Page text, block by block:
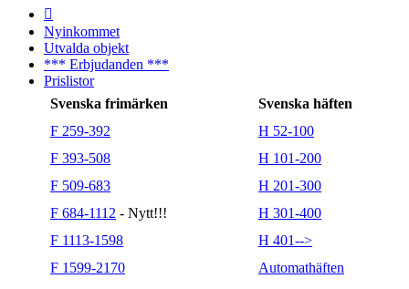
Nyinkommet
Utvalda objekt
*** Erbjudanden ***
Prislistor
Svenska frimärken
Svenska häften
F 259-392
H 52-100
F 393-508
H 101-200
F 509-683
H 201-300
F 684-1112 - Nytt!!!
H 301-400
F 1113-1598
H 401-->
F 1599-2170
Automathäften